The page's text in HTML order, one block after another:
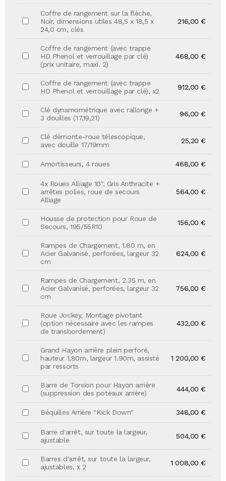
Coffre de rangement sur la flèche,
Noir, dimensions utiles 48,5 x 18,5 x
24,0 cm, clés
216,00 €
Coffre de rangement (avec trappe
HD Phenol et verrouillage par clé)
(prix unitaire, maxi. 2)
468,00 €
Coffre de rangement (avec trappe
HD Phenol et verrouillage par clé), x2
912,00 €
Clé dynamométrique avec rallonge +
3 douilles (17,19,21)
96,00 €
Clé démonte-roue télescopique,
avec douille 17/19mm
25,20 €
Amortisseurs, 4 roues 468,00 €
4x Roues Alliage 10", Gris Anthracite +
arrêtes polies, roue de secours
Alliage
564,00 €
Housse de protection pour Roue de
Secours, 195/55R10
156,00 €
Rampes de Chargement, 1.80 m, en
Acier Galvanisé, perforées, largeur 32
cm
624,00 €
Rampes de Chargement, 2.35 m, en
Acier Galvanisé, perforées, largeur 32
cm
756,00 €
Roue Jockey, Montage pivotant
(option nécessaire avec les rampes
de transbordement)
432,00 €
Grand Hayon arrière plein perforé,
hauteur 1,80m, largeur 1.90m, assisté
par ressorts
1 200,00 €
Barre de Torsion pour Hayon arrière
(suppression des poteaux arrière)
444,00 €
Béquilles Arrière "Kick Down" 348,00 €
Barre d'arrêt, sur toute la largeur,
ajustable
504,00 €
Barres d'arrêt, sur toute la largeur,
ajustables, x 2
1 008,00 €